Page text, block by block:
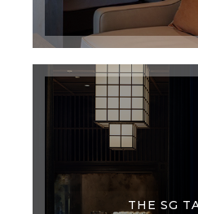
THE SG